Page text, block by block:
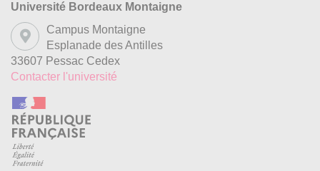
Université Bordeaux Montaigne
Campus Montaigne
Esplanade des Antilles
33607 Pessac Cedex
Contacter l'université